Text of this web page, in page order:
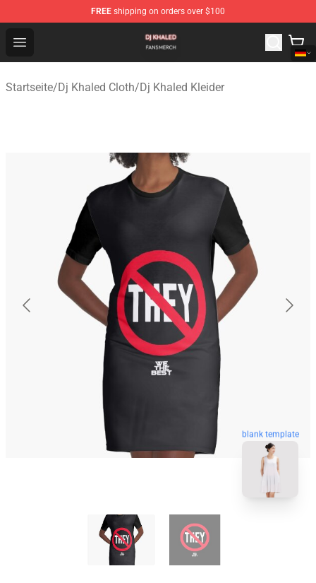
FREE shipping on orders over $100
Open menu
Dj Khaled Shop - Official Dj Khaled Merchandise Store
Startseite/Dj Khaled Cloth/Dj Khaled Kleider
blank template